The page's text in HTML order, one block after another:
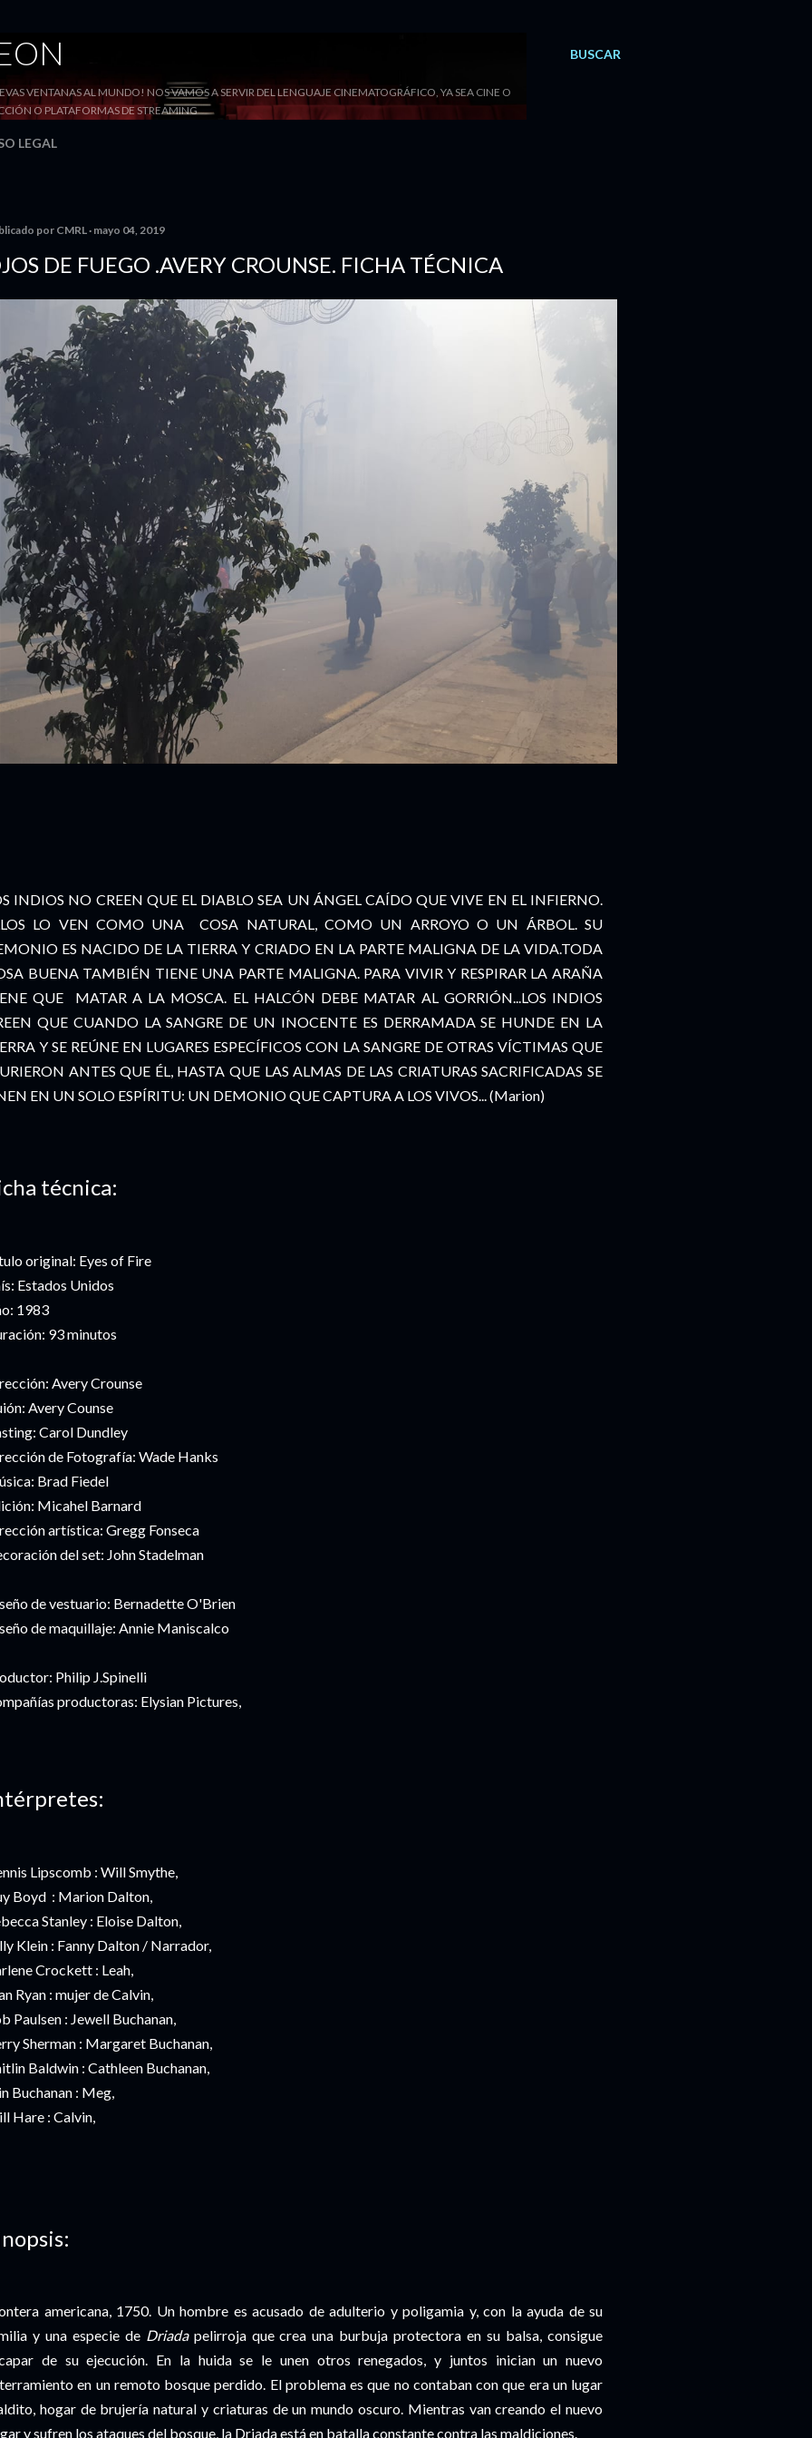
BUSCAR
VENTANAS AL MUNDO! NOS VAMOS A SERVIR DEL LENGUAJE CINEMATOGRÁFICO, YA SEA CINE O
O PLATAFORMAS DE STREAMING
LEGAL
porCMRL mayo 04, 2019
DE FUEGO .AVERY CROUNSE. FICHA TÉCNICA
INDIOS NO CREEN QUE EL DIABLO SEA UN ÁNGEL CAÍDO QUE VIVE EN EL INFIERNO.
LO VEN COMO UNA COSA NATURAL, COMO UN ARROYO O UN ÁRBOL. SU
ES NACIDO DE LA TIERRA Y CRIADO EN LA PARTE MALIGNA DE LA VIDA.TODA
BUENA TAMBIÉN TIENE UNA PARTE MALIGNA. PARA VIVIR Y RESPIRAR LA ARAÑA
QUE MATAR A LA MOSCA. EL HALCÓN DEBE MATAR AL GORRIÓN...LOS INDIOS
QUE CUANDO LA SANGRE DE UN INOCENTE ES DERRAMADA SE HUNDE EN LA
Y SE REÚNE EN LUGARES ESPECÍFICOS CON LA SANGRE DE OTRAS VÍCTIMAS QUE
ANTES QUE ÉL, HASTA QUE LAS ALMAS DE LAS CRIATURAS SACRIFICADAS SE
EN UN SOLO ESPÍRITU: UN DEMONIO QUE CAPTURA A LOS VIVOS... (Marion)
técnica:
original: Eyes of Fire
Estados Unidos
1983
93 minutos
Avery Crounse
Avery Counse
Carol Dundley
de Fotografía: Wade Hanks
Brad Fiedel
Micahel Barnard
artística: Gregg Fonseca
del set: John Stadelman
de vestuario: Bernadette O'Brien
de maquillaje: Annie Maniscalco
Philip J.Spinelli
productoras: Elysian Pictures,
Lipscomb : Will Smythe,
Boyd : Marion Dalton,
Stanley : Eloise Dalton,
Klein : Fanny Dalton / Narrador,
Crockett : Leah,
Ryan : mujer de Calvin,
Paulsen : Jewell Buchanan,
Sherman : Margaret Buchanan,
Baldwin : Cathleen Buchanan,
Buchanan : Meg,
Hare : Calvin,
americana, 1750. Un hombre es acusado de adulterio y poligamia y, con la ayuda de su
y una especie de Driadapelirroja que crea una burbuja protectora en su balsa, consigue
de su ejecución. En la huida se le unen otros renegados, y juntos inician un nuevo
en un remoto bosque perdido. El problema es que no contaban con que era un lugar
hogar de brujería natural y criaturas de un mundo oscuro. Mientras van creando el nuevo
y sufren los ataques del bosque, la Driada está en batalla constante contra las maldiciones.